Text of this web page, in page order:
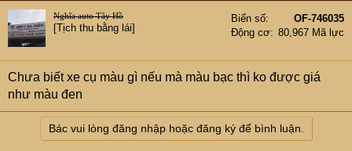
Nghĩa auto Tây Hồ
[Tịch thu bằng lái]
Biển số
OF-746035
Động cơ
80,967 Mã lực
Chưa biết xe cụ màu gì nếu mà màu bạc thì ko được giá
như màu đen
Bác vui lòng đăng nhập hoặc đăng ký để bình luận.